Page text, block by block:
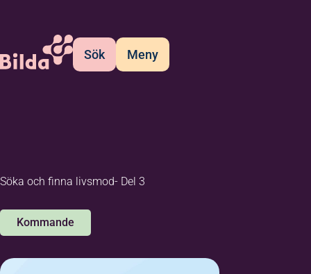
Sök Meny
Söka och finna livsmod- Del 3
Kommande